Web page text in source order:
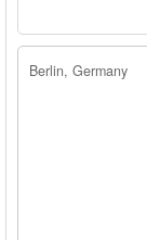
Berlin, Germany